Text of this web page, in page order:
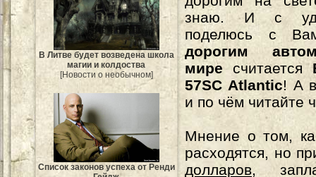
В Литве будет возведена школа
магии и колдоства
[Новости о необычном]
Список законов успеха от Ренди
знаю. И с
поделюсь с
дорогим
мире считается
57SC Atlantic! А
и по чём читайте
Мнение о том,
расходятся, но
долларов,